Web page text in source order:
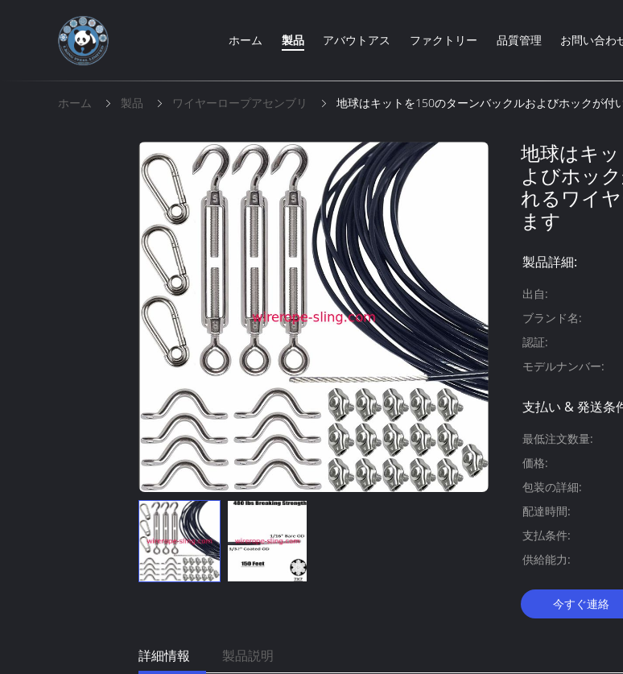
ホーム 製品 アバウトアス ファクトリー 品質管理 お問い合わ
ホーム 製品 ワイヤーロープアセンブリ 地球はキットを150のターンバックルおよびホックが付
地球はキ
よびホッ
れるワイ
ます
製品詳細:
出自:
ブランド名:
認証:
モデルナンバー:
支払い & 発送条
最低注文数量:
価格:
包装の詳細:
配達時間:
支払条件:
供給能力:
今すぐ連絡
詳細情報 製品説明